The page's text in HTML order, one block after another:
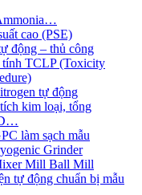
cao (PSE)
động – thủ công
tính TCLP (Toxicity
tự động
kim loại, tổng
làm sạch mẫu
Grinder
Mill Ball Mill
tự động chuẩn bị mẫu